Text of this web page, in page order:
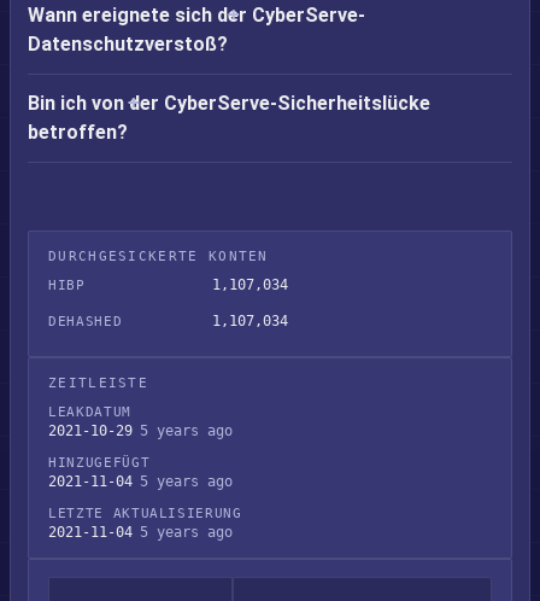
Wann ereignete sich der CyberServe-
Datenschutzverstoß?
Bin ich von der CyberServe-Sicherheitslücke
betroffen?
DURCHGESICKERTE KONTEN
HIBP
1,107,034
DEHASHED 1,107,034
ZEITLEISTE
LEAKDATUM
2021-10-29 5 years ago
HINZUGEFÜGT
2021-11-04 5 years ago
LETZTE AKTUALISIERUNG
2021-11-04 5 years ago